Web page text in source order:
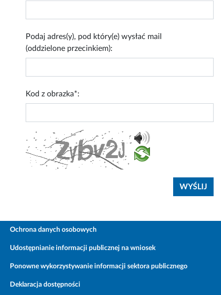
Podaj adres(y), pod który(e) wysłać mail
(oddzielone przecinkiem):
Kod z obrazka*:
Ochrona danych osobowych
Udostępnianie informacji publicznej na wniosek
Ponowne wykorzystywanie informacji sektora publicznego
Deklaracja dostępności